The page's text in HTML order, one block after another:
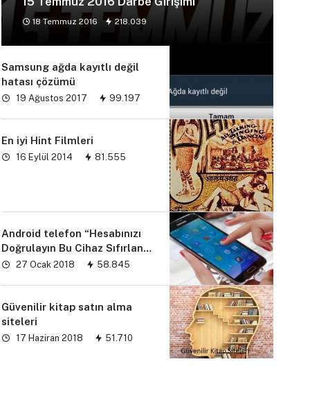
18 Temmuz 2016 218.039
Samsung ağda kayıtlı değil
hatası çözümü
19 Ağustos 2017 99.197
En iyi Hint Filmleri
16 Eylül 2014 81.555
Android telefon “Hesabınızı
Doğrulayın Bu Cihaz Sıfırlandı
sorunu” çözümü
27 Ocak 2018 58.845
Güvenilir kitap satın alma
siteleri
17 Haziran 2018 51.710